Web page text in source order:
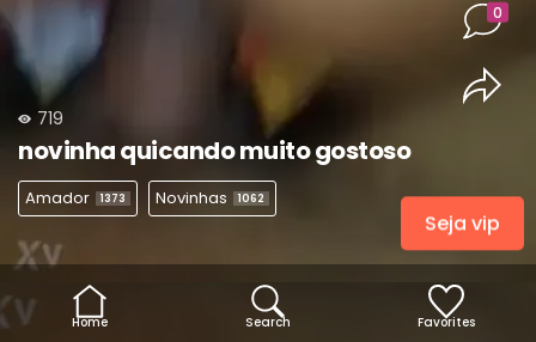
719
novinha quicando muito gostoso
Amador 1373 Novinhas 1062
0
Home Search Favorites
Seja vip